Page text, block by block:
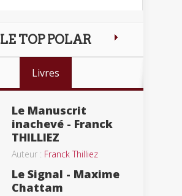
LE TOP POLAR
Livres
Le Manuscrit
inachevé - Franck
THILLIEZ
Auteur : Franck Thilliez
Le Signal - Maxime
Chattam